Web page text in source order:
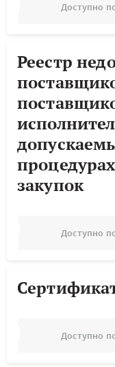
Доступно
Реестр
закупок
Доступно
Доступно